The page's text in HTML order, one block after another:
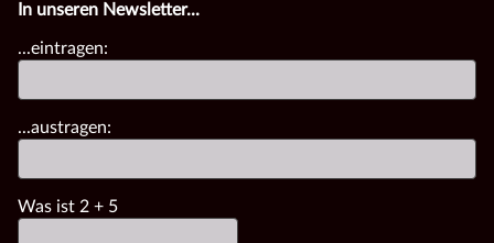
In unseren Newsletter...
...eintragen:
...austragen:
Was ist 2 + 5